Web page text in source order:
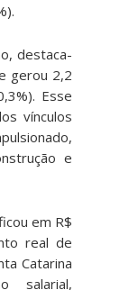
destaca-
gerou 2,2
Esse
vínculos
e
em R$
real de
Catarina
salarial,